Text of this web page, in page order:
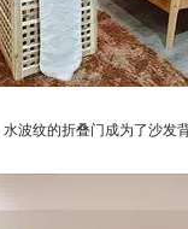
波纹的折叠门成为了沙发